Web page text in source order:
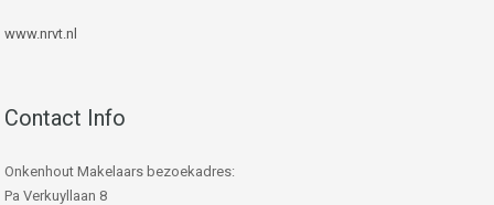
www.nrvt.nl
Contact Info
Onkenhout Makelaars bezoekadres:
Pa Verkuyllaan 8